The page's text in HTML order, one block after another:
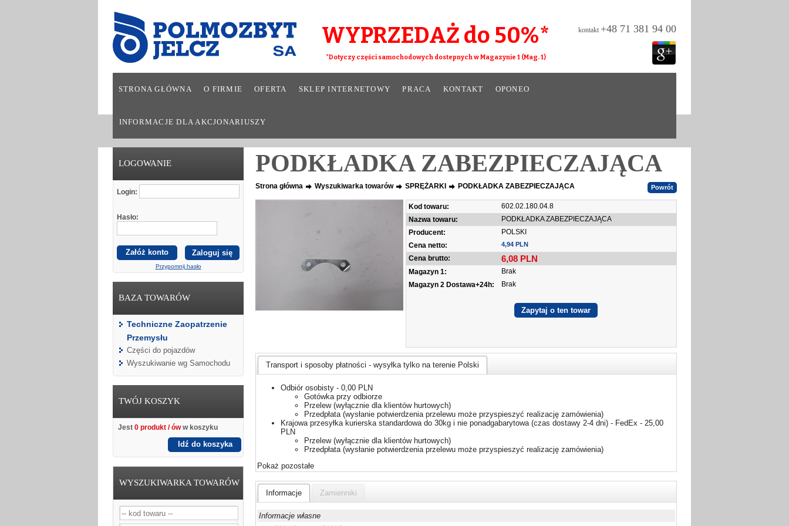
kontakt +48 71 381 94 00
WYPRZEDAŻ do 50%*
*Dotyczy części samochodowych dostepnych w Magazynie 1 (Mag. 1)
STRONA GŁÓWNA O FIRMIE OFERTA SKLEP INTERNETOWY PRACA KONTAKT OPONEO
INFORMACJE DLA AKCJONARIUSZY
LOGOWANIE
Login:
Hasło:
Załóż konto
Przypomnij hasło
BAZA TOWARÓW
Techniczne Zaopatrzenie
Przemysłu
Części do pojazdów
Wyszukiwanie wg Samochodu
TWÓJ KOSZYK
Jest 0 produkt / óww koszyku
Idź do koszyka
WYSZUKIWARKA TOWARÓW
PODKŁADKA ZABEZPIECZAJĄCA
Strona główna Wyszukiwarka towarów SPRĘŻARKI PODKŁADKA ZABEZPIECZAJĄCA
Kod towaru:
602.02.180.04.8
Nazwa towaru:
PODKŁADKA ZABEZPIECZAJĄCA
Producent:
POLSKI
Cena netto:
4,94 PLN
Cena brutto: 6,08 PLN
Magazyn 1:
Brak
Magazyn 2 Dostawa+24h:
Brak
Transport i sposoby płatności - wysyłka tylko na terenie Polski
Odbiór osobisty - 0,00 PLN
Gotówka przy odbiorze
Przelew (wyłącznie dla klientów hurtowych)
Przedpłata (wysłanie potwierdzenia przelewu może przyspieszyć realizację zamówienia)
Krajowa przesyłka kurierska standardowa do 30kg i nie ponadgabarytowa (czas dostawy 2-4 dni) - FedEx - 25,00
PLN
Przelew (wyłącznie dla klientów hurtowych)
Przedpłata (wysłanie potwierdzenia przelewu może przyspieszyć realizację zamówienia)
Pokaż pozostałe
Informacje Zamienniki
Informacje własne